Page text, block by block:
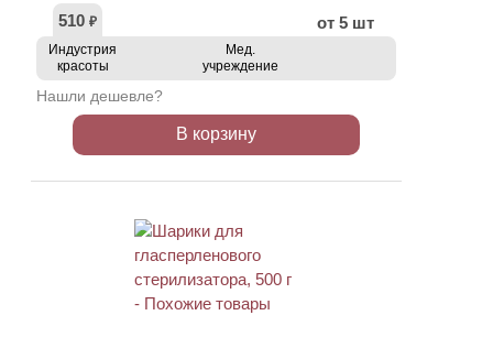
510 ₽ от 5 шт
Индустрия
красоты
Мед.
учреждение
Нашли дешевле?
В корзину